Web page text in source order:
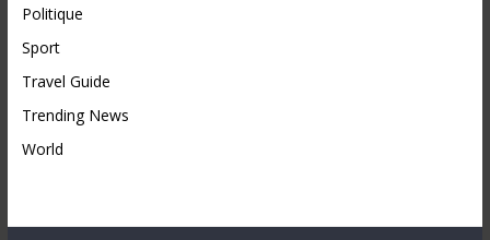
Politique
Sport
Travel Guide
Trending News
World